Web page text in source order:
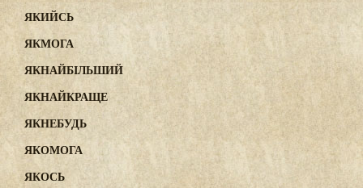
ЯКИЙСЬ
ЯКМОГА
ЯКНАЙБІЛЬШИЙ
ЯКНАЙКРАЩЕ
ЯКНЕБУДЬ
ЯКОМОГА
ЯКОСЬ